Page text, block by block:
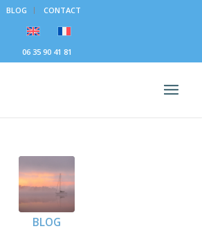
BLOG CONTACT
06 35 90 41 81
BLOG